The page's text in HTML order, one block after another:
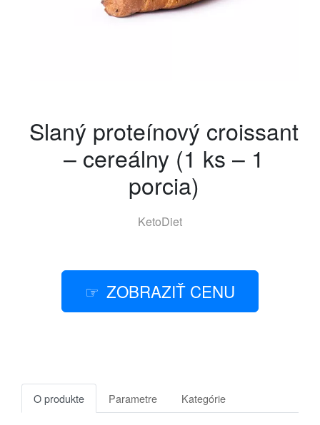
Slaný proteínový croissant
– cereálny (1 ks – 1
porcia)
KetoDiet
ZOBRAZIŤ CENU
O produkte Parametre Kategórie